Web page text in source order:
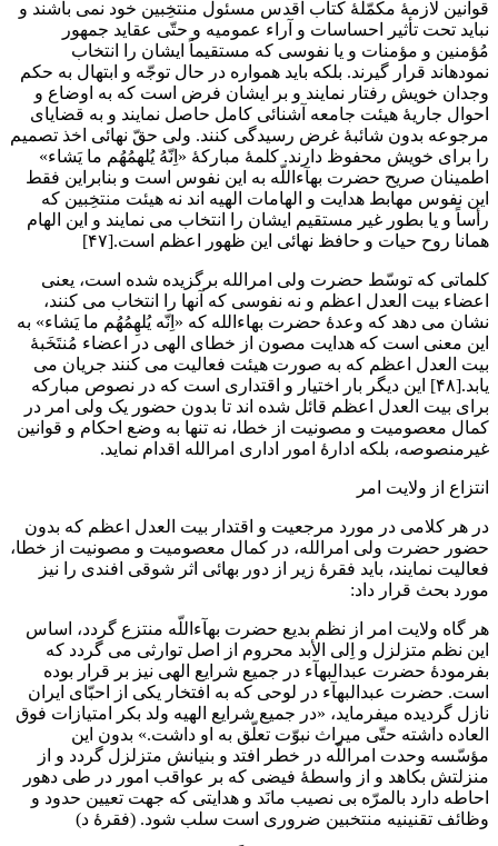
قوانین لازمۀ مکمّلۀ کتاب اقدس مسئول منتخِبین خود نمی باشند و
نباید تحت تأثیر احساسات و آراء عمومیه و حتّی عقاید جمهور
مُؤمنین و مؤمنات و یا نفوسی که مستقیماً ایشان را انتخاب
نمودهاند قرار گیرند. بلکه باید همواره در حال توجّه و ابتهال به حکم
وجدان خویش رفتار نمایند و بر ایشان فرض است که به اوضاع و
احوال جاریۀ هیئت جامعه آشنائی کامل حاصل نمایند و به قضایای
مرجوعه بدون شائبۀ غرض رسیدگی کنند. ولی حقّ نهائی اخذ تصمیم
را برای خویش محفوظ دارند. کلمۀ مبارکۀ «اِنّهُ یُلهمُهُم ما یَشاء»
اطمینان صریح حضرت بهآءاللّه به این نفوس است و بنابراین فقط
این نفوس مهابط هدایت و الهامات الهیه اند نه هیئت منتخِبین که
رأساً و یا بطور غیر مستقیم ایشان را انتخاب می نمایند و این الهام
همانا روح حیات و حافظ نهائی این ظهور اعظم است.[۴۷]
کلماتی که توسّط حضرت ولی امرالله برگزیده شده است، یعنی
اعضاء بیت العدل اعظم و نه نفوسی که آنها را انتخاب می کنند،
نشان می دهد که وعدۀ حضرت بهاءالله که «اِنّه یُلهِمُهُم ما یَشاء» به
این معنی است که هدایت مصون از خطای الهی در اعضاء مُنتَخَبۀ
بیت العدل اعظم که به صورت هیئت فعالیت می کنند جریان می
یابد.[۴۸] این دیگر بار اختیار و اقتداری است که در نصوص مبارکه
برای بیت العدل اعظم قائل شده اند تا بدون حضور یک ولی امر در
کمال معصومیت و مصونیت از خطا، نه تنها به وضع احکام و قوانین
غیرمنصوصه، بلکه ادارۀ امور اداری امرالله اقدام نماید.
انتزاع از ولایت امر
در هر کلامی در مورد مرجعیت و اقتدار بیت العدل اعظم که بدون
حضور حضرت ولی امرالله، در کمال معصومیت و مصونیت از خطا،
فعالیت نمایند، باید فقرۀ زیر از دور بهائی اثر شوقی افندی را نیز
مورد بحث قرار داد:
هر گاه ولایت امر از نظم بدیع حضرت بهآءاللّه منتزع گردد، اساس
این نظم متزلزل و اِلی الأبد محروم از اصل توارثی می گردد که
بفرمودۀ حضرت عبدالبهآء در جمیع شرایع الهی نیز بر قرار بوده
است. حضرت عبدالبهآء در لوحی که به افتخار یکی از احبّای ایران
نازل گردیده میفرماید، «در جمیع شرایع الهیه ولد بکر امتیازات فوق
العاده داشته حتّی میراث نبوّت تعلّق به او داشت.» بدون این
مؤسّسه وحدت امراللّه در خطر افتد و بنیانش متزلزل گردد و از
منزلتش بکاهد و از واسطۀ فیضی که بر عواقب امور در طی دهور
احاطه دارد بالمرّه بی نصیب مانَد و هدایتی که جهت تعیین حدود و
وظائف تقنینیه منتخبین ضروری است سلب شود. (فقرۀ د)